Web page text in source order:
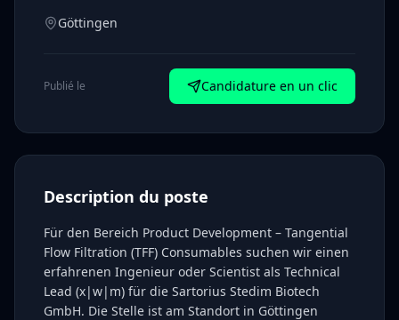
Göttingen
Publié le Candidature en un clic
Description du poste
Für den Bereich Product Development – Tangential
Flow Filtration (TFF) Consumables suchen wir einen
erfahrenen Ingenieur oder Scientist als Technical
Lead (x|w|m) für die Sartorius Stedim Biotech
GmbH. Die Stelle ist am Standort in Göttingen